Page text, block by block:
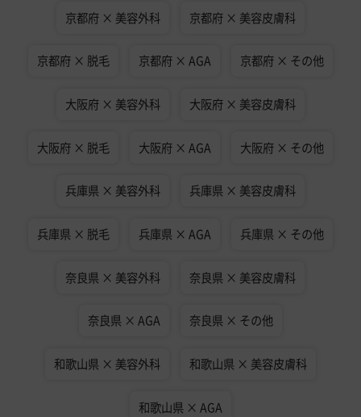
京都府 × 美容外科 京都府 × 美容皮膚科
京都府 × 脱毛 京都府 × AGA 京都府 × その他
大阪府 × 美容外科 大阪府 × 美容皮膚科
大阪府 × 脱毛 大阪府 × AGA 大阪府 × その他
兵庫県 × 美容外科 兵庫県 × 美容皮膚科
兵庫県 × 脱毛 兵庫県 × AGA 兵庫県 × その他
奈良県 × 美容外科 奈良県 × 美容皮膚科
奈良県 × AGA 奈良県 × その他
和歌山県 × 美容外科 和歌山県 × 美容皮膚科
和歌山県 × AGA